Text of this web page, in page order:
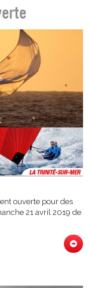
ouverte pour des
21 avril 2019 de